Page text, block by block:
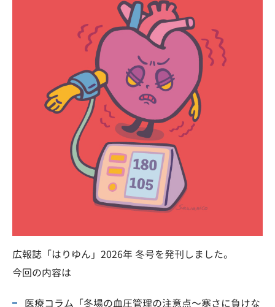
広報誌「はりゆん」2026年 冬号を発刊しました。
今回の内容は
医療コラム「冬場の血圧管理の注意点〜寒さに負けな